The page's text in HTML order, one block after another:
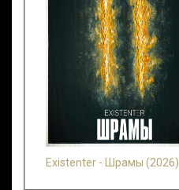
Existenter - Шрамы (2026)